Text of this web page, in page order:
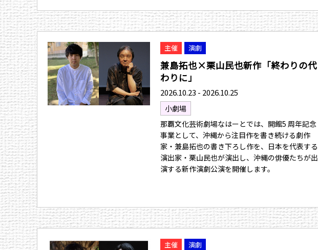
主催 演劇
兼島拓也×栗山民也新作「終わりの代
わりに」
2026.10.23 - 2026.10.25
小劇場
那覇文化芸術劇場なはーとでは、開館5 周年記念
事業として、沖縄から注目作を書き続ける劇作
家・兼島拓也の書き下ろし作を、日本を代表する
演出家・栗山民也が演出し、沖縄の俳優たちが出
演する新作演劇公演を開催します。
主催 演劇